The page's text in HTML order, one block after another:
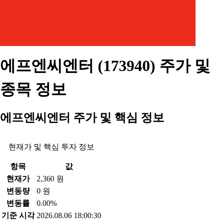
에프엔씨엔터 (173940) 주가 및
종목 정보
에프엔씨엔터 주가 및 핵심 정보
현재가 및 핵심 투자 정보
항목
값
현재가
2,360 원
변동량
0 원
변동률
0.00%
기준 시각 2026.08.06 18:00:30